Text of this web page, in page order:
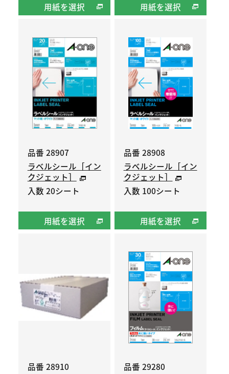
用紙を選択 用紙を選択
品番 28907
ラベルシール［イン
クジェット］
入数 20シート
用紙を選択
品番 28908
ラベルシール［イン
クジェット］
入数 100シート
用紙を選択
品番 28910
品番 29280